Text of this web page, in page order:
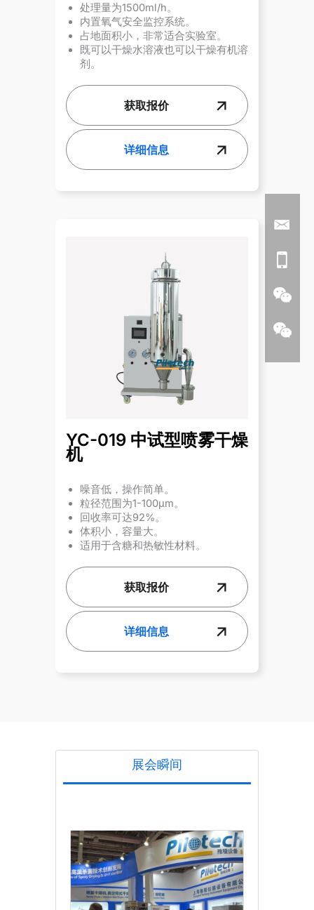
处理量为1500ml/h。
内置氧气安全监控系统。
占地面积小，非常适合实验室。
既可以干燥水溶液也可以干燥有机溶
剂。
获取报价
详细信息
YC-019 中试型喷雾干燥
机
噪音低，操作简单。
粒径范围为1-100µm。
回收率可达92%。
体积小，容量大。
适用于含糖和热敏性材料。
获取报价
详细信息
展会瞬间